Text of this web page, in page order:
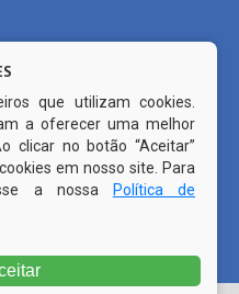
de Ferreiros | Todos os
que utilizam cookies.
a oferecer uma melhor
clicar no botão “Aceitar”
em nosso site. Para
a nossa
Política de